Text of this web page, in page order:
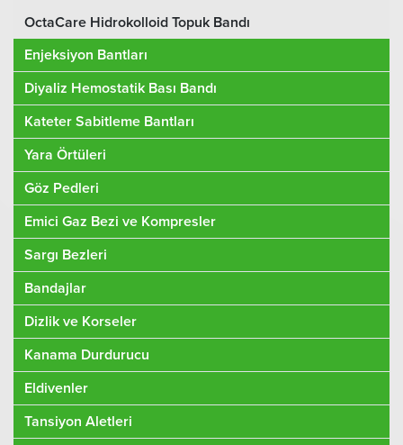
OctaCare Hidrokolloid Topuk Bandı
Enjeksiyon Bantları
Diyaliz Hemostatik Bası Bandı
Kateter Sabitleme Bantları
Yara Örtüleri
Göz Pedleri
Emici Gaz Bezi ve Kompresler
Sargı Bezleri
Bandajlar
Dizlik ve Korseler
Kanama Durdurucu
Eldivenler
Tansiyon Aletleri